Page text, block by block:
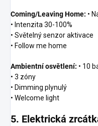
Coming/Leaving Home: •
• Intenzita 30-100%
• Světelný senzor aktivace
• Follow me home
Ambientní osvětlení: • 10
• 3 zóny
• Dimming plynulý
• Welcome light
5. Elektrická